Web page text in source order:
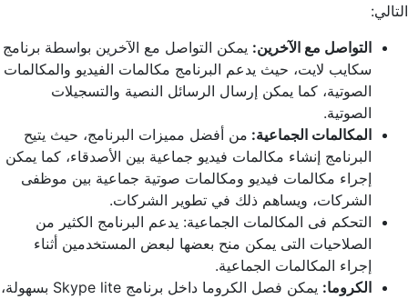
التالي:
التواصل مع الآخرين: يمكن التواصل مع الآخرين بواسطة برنامج
سكايب لايت، حيث يدعم البرنامج مكالمات الفيديو والمكالمات
الصوتية، كما يمكن إرسال الرسائل النصية والتسجيلات
الصوتية.
المكالمات الجماعية: من أفضل مميزات البرنامج، حيث يتيح
البرنامج إنشاء مكالمات فيديو جماعية بين الأصدقاء، كما يمكن
إجراء مكالمات فيديو ومكالمات صوتية جماعية بين موظفى
الشركات، ويساهم ذلك في تطوير الشركات.
التحكم فى المكالمات الجماعية: يدعم البرنامج الكثير من
الصلاحيات التى يمكن منح بعضها لبعض المستخدمين أثناء
إجراء المكالمات الجماعية.
الكروما:
يمكن فصل الكروما داخل برنامج Skype lite بسهولة،